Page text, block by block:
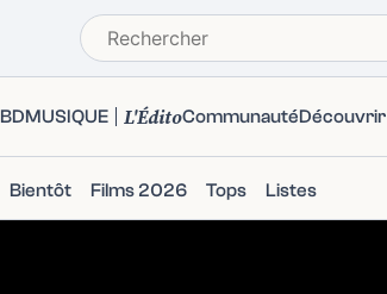
BDMUSIQUE L'ÉditoCommunautéDécouvrir
Bientôt Films 2026 Tops Listes